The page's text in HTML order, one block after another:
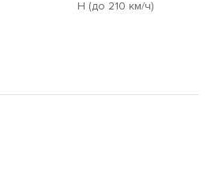
H (до 210 км/ч)